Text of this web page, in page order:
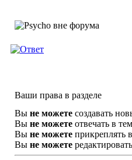
Ваши права в разделе
Вы не можете создавать
Вы не можете отвечать в
Вы не можете прикреплять
Вы не можете